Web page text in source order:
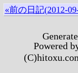
«前の日記(2012-
Powered